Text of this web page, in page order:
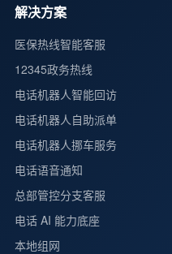
解决方案
医保热线智能客服
12345政务热线
电话机器人智能回访
电话机器人自助派单
电话机器人挪车服务
电话语音通知
总部管控分支客服
电话 AI 能力底座
本地组网